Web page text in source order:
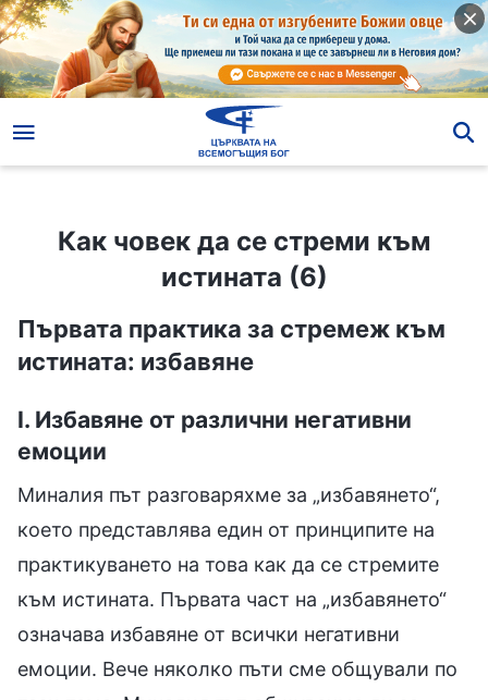
Как човек да се стреми към истината (6)
Как човек да се стреми към
истината (6)
Първата практика за стремеж към
истината: избавяне
I. Избавяне от различни негативни
емоции
Миналия път разговаряхме за „избавянето“,
което представлява един от принципите на
практикуването на това как да се стремите
към истината. Първата част на „избавянето“
означава избавяне от всички негативни
емоции. Вече няколко пъти сме общували по